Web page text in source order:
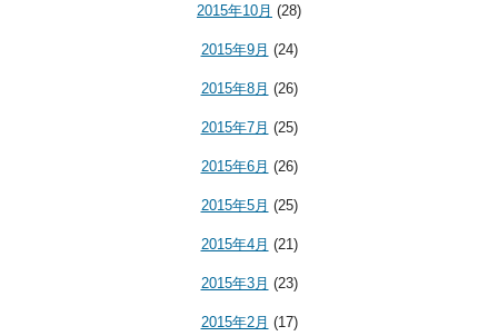
2015年10月 (28)
2015年9月 (24)
2015年8月 (26)
2015年7月 (25)
2015年6月 (26)
2015年5月 (25)
2015年4月 (21)
2015年3月 (23)
2015年2月 (17)